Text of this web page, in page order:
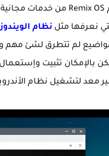
نعرفها مثل نظام الويندوز
معد لتشغيل نظام